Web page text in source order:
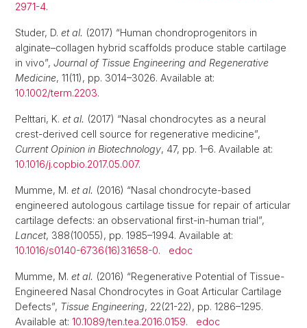
2971-4.
Studer, D. et al. (2017) “Human chondroprogenitors in
alginate–collagen hybrid scaffolds produce stable cartilage
in vivo”, Journal of Tissue Engineering and Regenerative
Medicine, 11(11), pp. 3014–3026. Available at:
10.1002/term.2203.
Pelttari, K. et al. (2017) “Nasal chondrocytes as a neural
crest-derived cell source for regenerative medicine”,
Current Opinion in Biotechnology, 47, pp. 1–6. Available at:
10.1016/j.copbio.2017.05.007.
Mumme, M. et al. (2016) “Nasal chondrocyte-based
engineered autologous cartilage tissue for repair of articular
cartilage defects: an observational first-in-human trial”,
Lancet, 388(10055), pp. 1985–1994. Available at:
10.1016/s0140-6736(16)31658-0. edoc
Mumme, M. et al. (2016) “Regenerative Potential of Tissue-
Engineered Nasal Chondrocytes in Goat Articular Cartilage
Defects”, Tissue Engineering, 22(21-22), pp. 1286–1295.
Available at: 10.1089/ten.tea.2016.0159. edoc